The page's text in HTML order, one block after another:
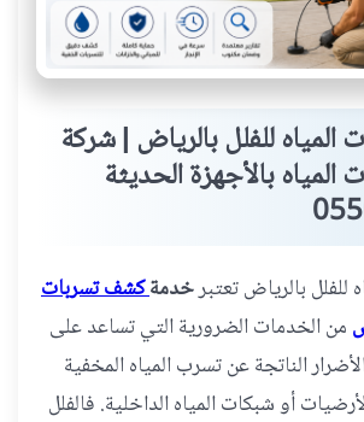
للفلل بالرياض | شركة
بالأجهزة الحديثة
بالرياض تعتبرخدمةكشف تسربات
من الخدمات الضرورية التي تساعد على
الناتجة عن تسرب المياه المخفية
أو شبكات المياه الداخلية. فالفلل